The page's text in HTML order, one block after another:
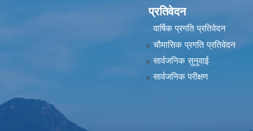
प्रतिवेदन
वार्षिक प्रगति प्रतिवेदन
चौमासिक प्रगति प्रतिवेदन
सार्वजनिक सुनुवाई
सार्वजनिक परीक्षण